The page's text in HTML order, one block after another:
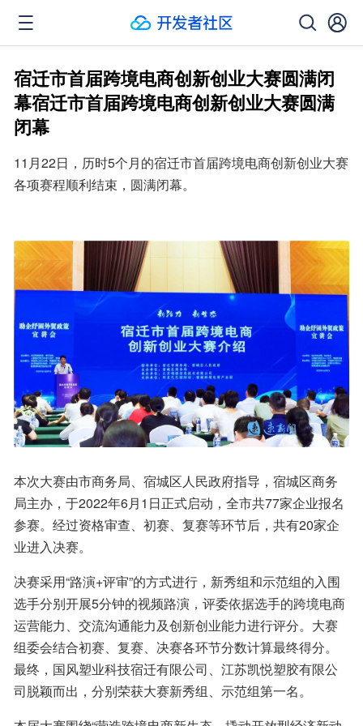
宿迁市首届跨境电商创新创业大赛圆满闭
幕宿迁市首届跨境电商创新创业大赛圆满
闭幕
11月22日，历时5个月的宿迁市首届跨境电商创新创业大赛
各项赛程顺利结束，圆满闭幕。
本次大赛由市商务局、宿城区人民政府指导，宿城区商务
局主办，于2022年6月1日正式启动，全市共77家企业报名
参赛。经过资格审查、初赛、复赛等环节后，共有20家企
业进入决赛。
决赛采用“路演+评审”的方式进行，新秀组和示范组的入围
选手分别开展5分钟的视频路演，评委依据选手的跨境电商
运营能力、交流沟通能力及创新创业能力进行评分。大赛
组委会结合初赛、复赛、决赛各环节分数计算最终得分。
最终，国风塑业科技宿迁有限公司、江苏凯悦塑胶有限公
司脱颖而出，分别荣获大赛新秀组、示范组第一名。